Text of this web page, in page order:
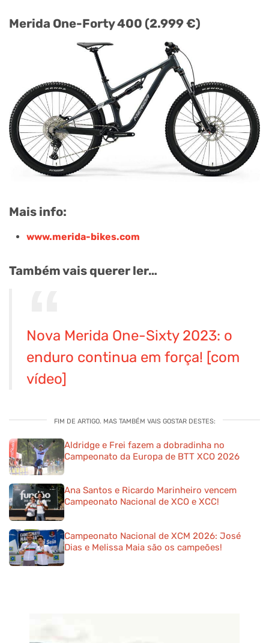
Merida One-Forty 400 (2.999 €)
Mais info:
www.merida-bikes.com
Também vais querer ler…
Nova Merida One-Sixty 2023: o
enduro continua em força! [com
vídeo]
FIM DE ARTIGO. MAS TAMBÉM VAIS GOSTAR DESTES:
Aldridge e Frei fazem a dobradinha no
Campeonato da Europa de BTT XCO 2026
Ana Santos e Ricardo Marinheiro vencem
Campeonato Nacional de XCO e XCC!
Campeonato Nacional de XCM 2026: José
Dias e Melissa Maia são os campeões!